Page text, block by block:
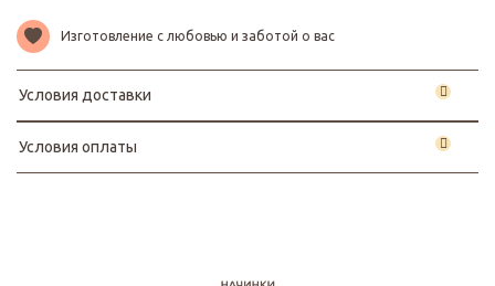
Изготовление с любовью и заботой о вас
Условия доставки
Условия оплаты